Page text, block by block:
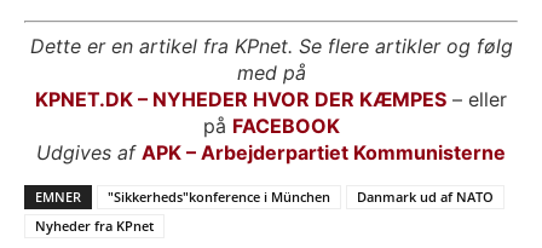
Dette er en artikel fra KPnet. Se flere artikler og følg
med på
KPNET.DK – NYHEDER HVOR DER KÆMPES – eller
på FACEBOOK
Udgives af APK – Arbejderpartiet Kommunisterne
EMNER "Sikkerheds"konference i München
Danmark ud af NATO
Nyheder fra KPnet